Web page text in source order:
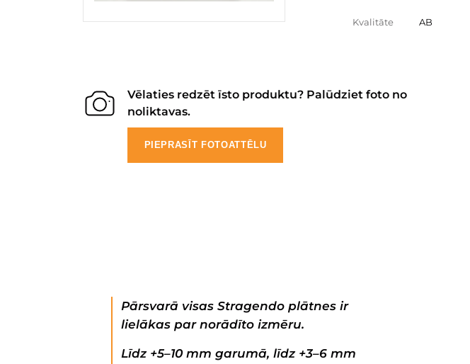
Kvalitāte AB
Vēlaties redzēt īsto produktu? Palūdziet foto no
noliktavas.
PIEPRASĪT FOTOATTĒLU
Pārsvarā visas Stragendo plātnes ir
lielākas par norādīto izmēru.
Līdz +5–10 mm garumā, līdz +3–6 mm